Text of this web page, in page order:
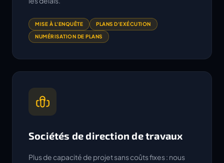
MISE À L'ENQUÊTE PLANS D'EXÉCUTION
NUMÉRISATION DE PLANS
Sociétés de direction de travaux
Plus de capacité de projet sans coûts fixes : nous